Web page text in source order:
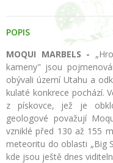
POPIS
MOQUI MARBELS -
kameny" jsou
obývali území Utahu a
kulaté konkrece pochází.
z pískovce, jež je
geologové považují
vzniklé před 130 až 155
meteoritu do oblasti „Big
kde jsou ještě dnes